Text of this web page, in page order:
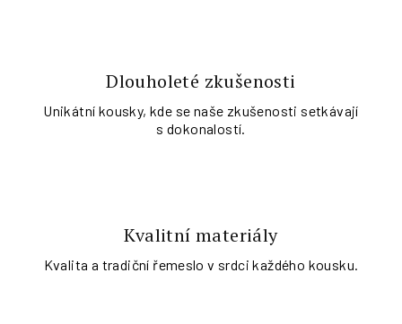
Dlouholeté zkušenosti
Unikátní kousky, kde se naše zkušenosti setkávají
s dokonalostí.
Kvalitní materiály
Kvalita a tradiční řemeslo v srdci každého kousku.